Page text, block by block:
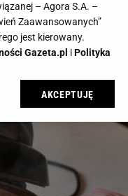
– Agora S.A. –
Zaawansowanych”
jest kierowany.
Gazeta.pl iPolityka
sp. z o.o., jej
danych poprzez
Zmiana ustawień
AKCEPTUJĘ